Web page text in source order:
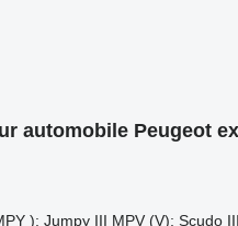
automobile Peugeot
); Jumpy III MPV (V); Scudo